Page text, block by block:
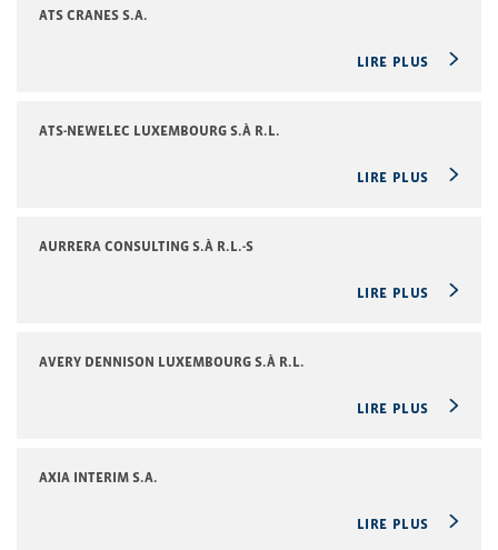
ATS CRANES S.A.
LIRE PLUS
ATS-NEWELEC LUXEMBOURG S.À R.L.
LIRE PLUS
AURRERA CONSULTING S.À R.L.-S
LIRE PLUS
AVERY DENNISON LUXEMBOURG S.À R.L.
LIRE PLUS
AXIA INTERIM S.A.
LIRE PLUS